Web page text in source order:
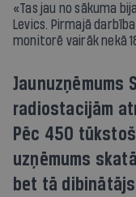
«Tas jau no sākuma
Levics. Pirmajā
monitorē vairāk nekā
Jaunuzņēmums
radiostacijām
Pēc 450
uzņēmums
bet tā